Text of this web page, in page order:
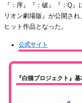
『：序』『：破』『：Q
リオン劇場版』が公開さ
ヒット作品となった。
公式サイト
『白猫プロジェクト』